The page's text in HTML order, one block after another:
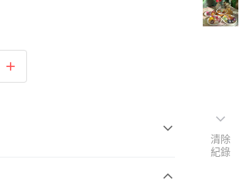
清除
紀錄